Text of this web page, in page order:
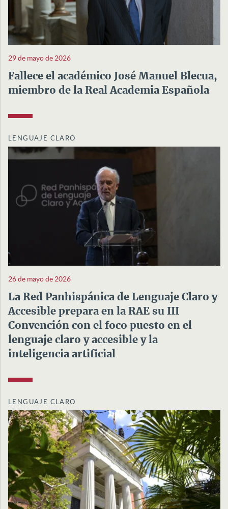
29 de mayo de 2026
Fallece el académico José Manuel Blecua,
miembro de la Real Academia Española
LENGUAJE CLARO
26 de mayo de 2026
La Red Panhispánica de Lenguaje Claro y
Accesible prepara en la RAE su III
Convención con el foco puesto en el
lenguaje claro y accesible y la
inteligencia artificial
LENGUAJE CLARO